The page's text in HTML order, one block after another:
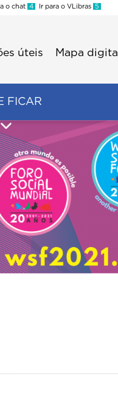
o chat 4 Ir para o VLibras 5
úteis Mapa digital
FICAR